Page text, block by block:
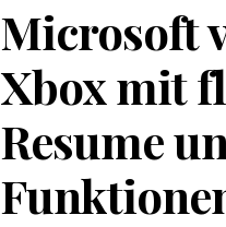
Microsoft
Xbox mit
Resume